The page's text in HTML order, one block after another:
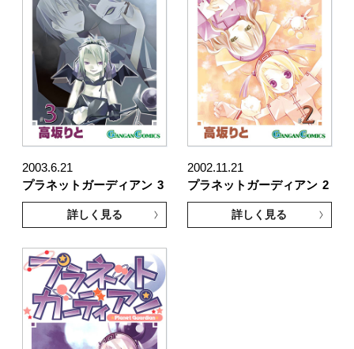
2003.6.21
プラネットガーディアン 3
詳しく見る
2002.11.21
プラネットガーディアン 2
詳しく見る